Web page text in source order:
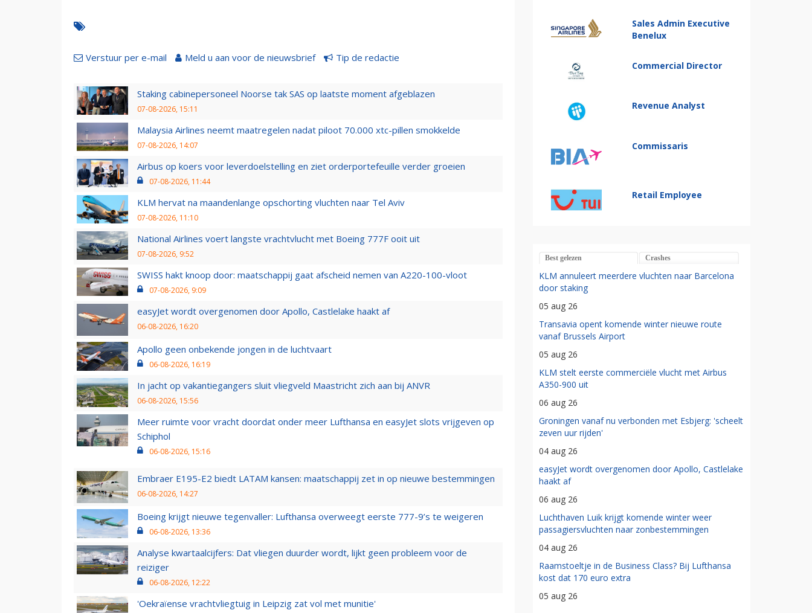
Verstuur per e-mail Meld u aan voor de nieuwsbrief Tip de redactie
Staking cabinepersoneel Noorse tak SAS op laatste moment afgeblazen
07-08-2026, 15:11
Malaysia Airlines neemt maatregelen nadat piloot 70.000 xtc-pillen smokkelde
07-08-2026, 14:07
Airbus op koers voor leverdoelstelling en ziet orderportefeuille verder groeien
07-08-2026, 11:44
KLM hervat na maandenlange opschorting vluchten naar Tel Aviv
07-08-2026, 11:10
National Airlines voert langste vrachtvlucht met Boeing 777F ooit uit
07-08-2026, 9:52
SWISS hakt knoop door: maatschappij gaat afscheid nemen van A220-100-vloot
07-08-2026, 9:09
easyJet wordt overgenomen door Apollo, Castlelake haakt af
06-08-2026, 16:20
Apollo geen onbekende jongen in de luchtvaart
06-08-2026, 16:19
In jacht op vakantiegangers sluit vliegveld Maastricht zich aan bij ANVR
06-08-2026, 15:56
Meer ruimte voor vracht doordat onder meer Lufthansa en easyJet slots vrijgeven op
Schiphol
06-08-2026, 15:16
Embraer E195-E2 biedt LATAM kansen: maatschappij zet in op nieuwe bestemmingen
06-08-2026, 14:27
Boeing krijgt nieuwe tegenvaller: Lufthansa overweegt eerste 777-9’s te weigeren
06-08-2026, 13:36
Analyse kwartaalcijfers: Dat vliegen duurder wordt, lijkt geen probleem voor de
reiziger
06-08-2026, 12:22
'Oekraïense vrachtvliegtuig in Leipzig zat vol met munitie'
Sales Admin Executive
Benelux
Commercial Director
Revenue Analyst
Commissaris
Retail Employee
Best gelezen Crashes
KLM annuleert meerdere vluchten naar Barcelona
door staking
05 aug 26
Transavia opent komende winter nieuwe route
vanaf Brussels Airport
05 aug 26
KLM stelt eerste commerciële vlucht met Airbus
A350-900 uit
06 aug 26
Groningen vanaf nu verbonden met Esbjerg: 'scheelt
zeven uur rijden'
04 aug 26
easyJet wordt overgenomen door Apollo, Castlelake
haakt af
06 aug 26
Luchthaven Luik krijgt komende winter weer
passagiersvluchten naar zonbestemmingen
04 aug 26
Raamstoeltje in de Business Class? Bij Lufthansa
kost dat 170 euro extra
05 aug 26